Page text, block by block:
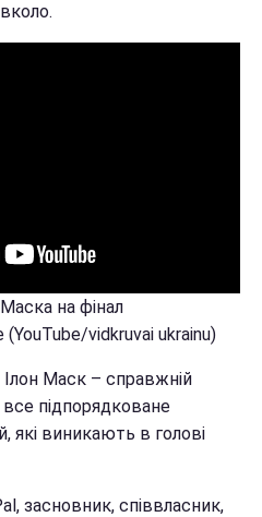
на фінал
vidkruvai ukrainu)
Ілон Маск – справжній
все підпорядковане
які виникають в голові
засновник, співвласник,